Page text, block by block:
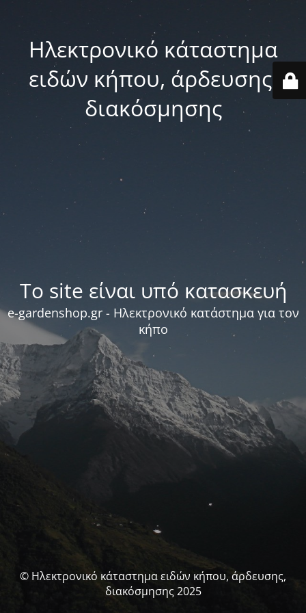
Ηλεκτρονικό κάταστημα
ειδών κήπου, άρδευσης,
διακόσμησης
Το site είναι υπό κατασκευή
e-gardenshop.gr - Ηλεκτρονικό κατάστημα για τον
κήπο
© Ηλεκτρονικό κάταστημα ειδών κήπου, άρδευσης,
διακόσμησης 2025